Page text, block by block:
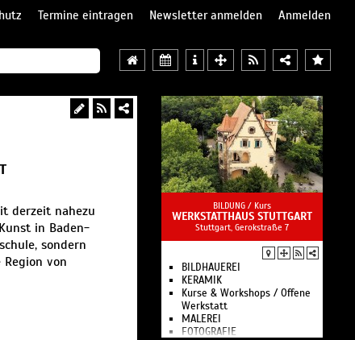
Termine eintragen Newsletter anmelden
Anmelden
derzeit nahezu
in Baden-
sondern
von
BILDUNG / Kurs
WERKSTATTHAUS STUTTGART
Stuttgart, Gerokstraße 7
BILDHAUEREI
KERAMIK
Kurse & Workshops / Offene
Werkstatt
MALEREI
FOTOGRAFIE